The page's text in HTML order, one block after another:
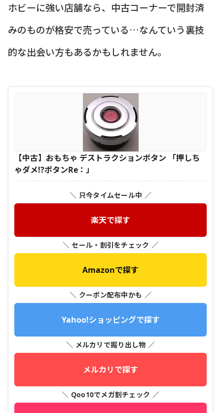
ホビーに強い店舗なら、中古コーナーで開封済
みのものが格安で売っている…なんていう裏技
的な出会い方もあるかもしれません。
【中古】おもちゃ デストラクションボタン 「押しち
ゃダメ!?ボタンRe：」
＼ 只今タイムセール中 ／
楽天で探す
＼ セール・割引をチェック ／
Amazonで探す
＼ クーポン配布中かも ／
Yahoo!ショッピングで探す
＼ メルカリで掘り出し物 ／
メルカリで探す
＼ Qoo10でメガ割チェック ／